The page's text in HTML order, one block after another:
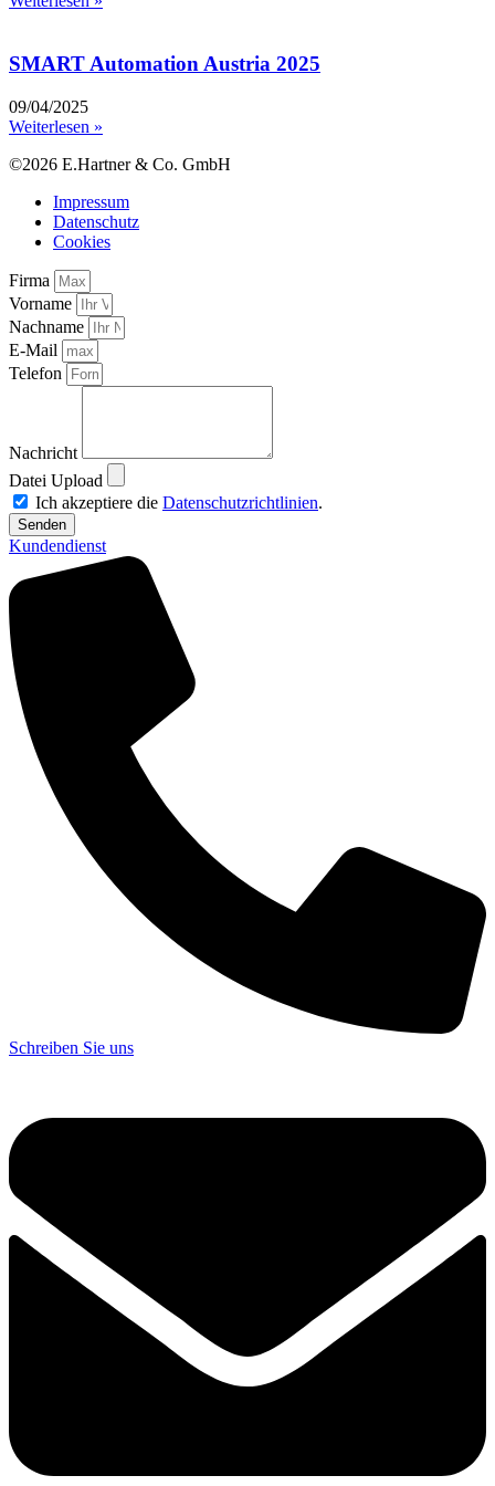
SMART Automation Austria 2025
09/04/2025
Weiterlesen »
©2026 E.Hartner & Co. GmbH
Impressum
Datenschutz
Cookies
Firma
Vorname
Nachname
E-Mail
Telefon
Nachricht
Datei Upload
Ich akzeptiere die Datenschutzrichtlinien.
Senden
Kundendienst
Schreiben Sie uns